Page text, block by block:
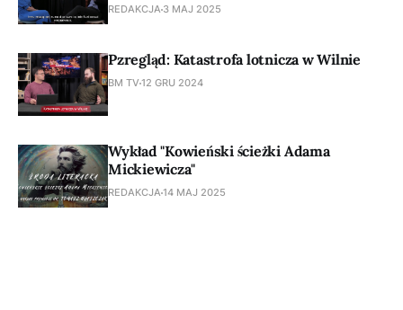
REDAKCJA 3 MAJ 2025
Pzregląd: Katastrofa lotnicza w Wilnie
BM TV12 GRU 2024
Wykład "Kowieński ścieżki Adama
Mickiewicza"
REDAKCJA14 MAJ 2025